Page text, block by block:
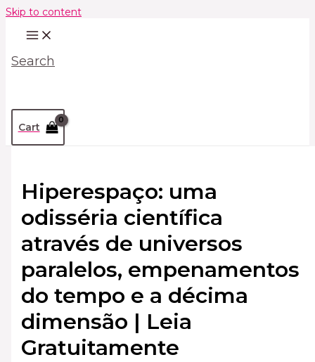
Skip to content
Search
Cart
Hiperespaço: uma
odisséria científica
através de universos
paralelos, empenamentos
do tempo e a décima
dimensão | Leia
Gratuitamente